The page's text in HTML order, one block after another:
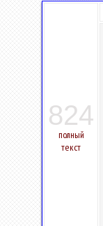
824
полный
текст